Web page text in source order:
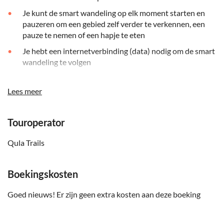
Je kunt de smart wandeling op elk moment starten en
pauzeren om een gebied zelf verder te verkennen, een
pauze te nemen of een hapje te eten
Je hebt een internetverbinding (data) nodig om de smart
wandeling te volgen
opdrachten
Lees meer
Touroperator
Qula Trails
Boekingskosten
Goed nieuws! Er zijn geen extra kosten aan deze boeking